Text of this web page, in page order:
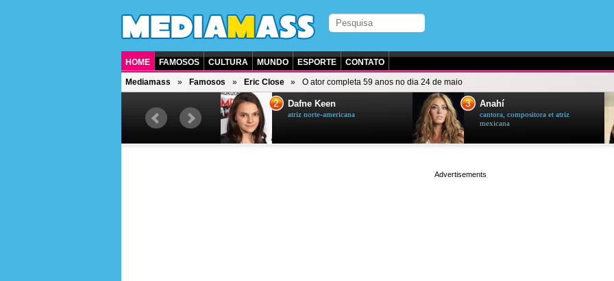
HOME FAMOSOS CULTURA MUNDO ESPORTE CONTATO
Mediamass Famosos Eric Close O ator completa 59 anos no dia 24 de maio
2 Dafne Keen
atriz norte-americana
3 Anahí
cantora, compositora et atriz
mexicana